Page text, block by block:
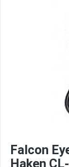
Falcon
Haken